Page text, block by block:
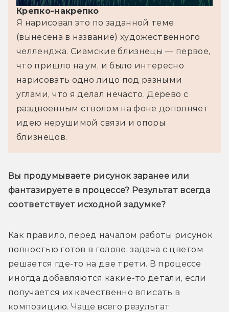
Крепко-накрепко
Я нарисовал это по заданной теме
(вынесена в название) художественного
челленджа. Сиамские близнецы — первое,
что пришло на ум, и было интересно
нарисовать одно лицо под разными
углами, что я делал нечасто. Дерево с
раздвоенным стволом на фоне дополняет
идею нерушимой связи и опоры
близнецов.
Вы продумываете рисунок заранее или
фантазируете в процессе? Результат всегда
соответствует исходной задумке?
Как правило, перед началом работы рисунок
полностью готов в голове, задача с цветом
решается где-то на две трети. В процессе
иногда добавляются какие-то детали, если
получается их качественно вписать в
композицию. Чаще всего результат